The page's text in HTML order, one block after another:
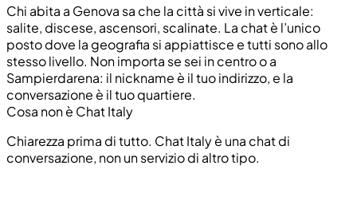
Chi abita a Genova sa che la città si vive in verticale:
salite, discese, ascensori, scalinate. La chat è l’unico
posto dove la geografia si appiattisce e tutti sono allo
stesso livello. Non importa se sei in centro o a
Sampierdarena: il nickname è il tuo indirizzo, e la
conversazione è il tuo quartiere.
Cosa non è Chat Italy
Chiarezza prima di tutto. Chat Italy è una chat di
conversazione, non un servizio di altro tipo.